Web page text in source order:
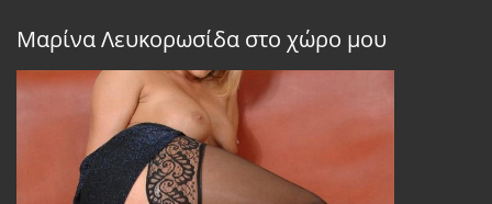
Μαρίνα Λευκορωσίδα στο χώρο μου